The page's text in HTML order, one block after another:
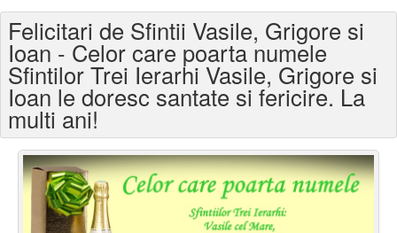
Felicitari varsta
Felicitari zilele anului
Felicitari zile saptamana
Felicitari muzicale
Felicitari muzicale personalizate
Felicitari de Sfintii Vasile, Grigore si
Ioan - Celor care poarta numele
Sfintilor Trei Ierarhi Vasile, Grigore si
Ioan le doresc santate si fericire. La
multi ani!